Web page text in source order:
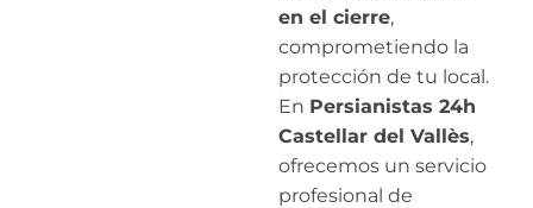
en el cierre,
comprometiendo la
protección de tu local.
En Persianistas 24h
Castellar del Vallès,
ofrecemos un servicio
profesional de